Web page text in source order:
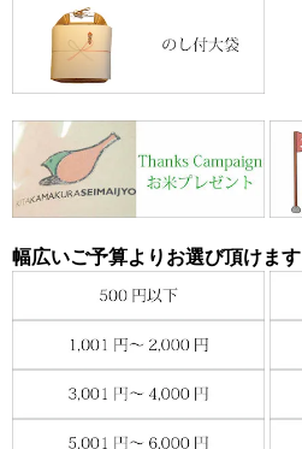
幅広いご予算よりお選び頂けます